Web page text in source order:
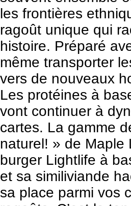
les frontières
ragoût unique qui
histoire. Préparé
même transporter
vers de nouveaux
Les protéines à
vont continuer à
cartes. La gamme
naturel! » de Maple
burger Lightlife à
et sa similiviande
sa place parmi vos